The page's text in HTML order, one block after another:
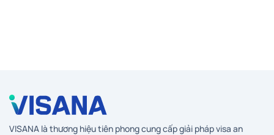
VISANA là thương hiệu tiên phong cung cấp giải pháp visa an